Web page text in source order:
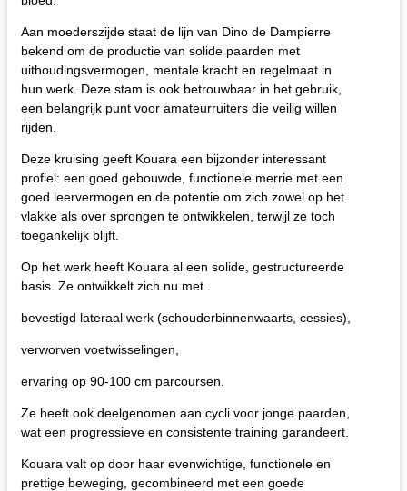
Aan moederszijde staat de lijn van Dino de Dampierre
bekend om de productie van solide paarden met
uithoudingsvermogen, mentale kracht en regelmaat in
hun werk. Deze stam is ook betrouwbaar in het gebruik,
een belangrijk punt voor amateurruiters die veilig willen
rijden.
Deze kruising geeft Kouara een bijzonder interessant
profiel: een goed gebouwde, functionele merrie met een
goed leervermogen en de potentie om zich zowel op het
vlakke als over sprongen te ontwikkelen, terwijl ze toch
toegankelijk blijft.
Op het werk heeft Kouara al een solide, gestructureerde
basis. Ze ontwikkelt zich nu met .
bevestigd lateraal werk (schouderbinnenwaarts, cessies),
verworven voetwisselingen,
ervaring op 90-100 cm parcoursen.
Ze heeft ook deelgenomen aan cycli voor jonge paarden,
wat een progressieve en consistente training garandeert.
Kouara valt op door haar evenwichtige, functionele en
prettige beweging, gecombineerd met een goede